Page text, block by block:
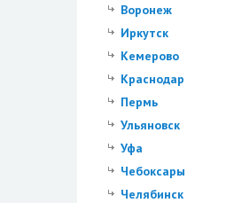
Воронеж
Иркутск
Кемерово
Краснодар
Пермь
Ульяновск
Уфа
Чебоксары
Челябинск